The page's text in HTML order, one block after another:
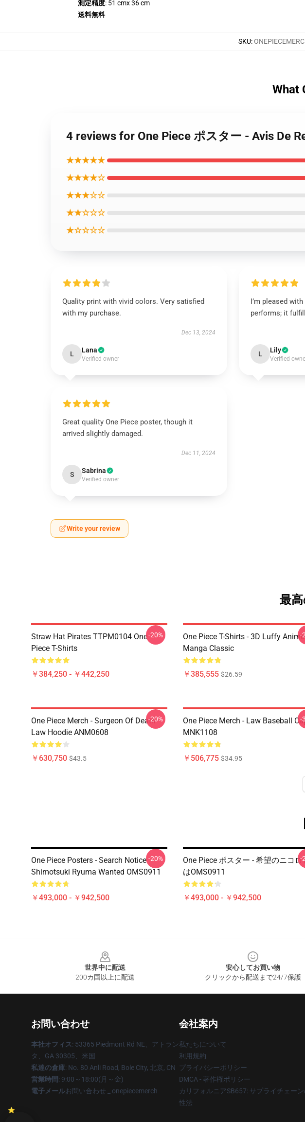
測定精度: 51 cmx 36 cm
送料無料
SKU:
What
4 reviews for One Piece ポスター - Avis De
★★★★★
★★★★☆
★★★☆☆
★★☆☆☆
★☆☆☆☆
Quality print with vivid colors. Very satisfied
with my purchase.
Dec 13, 2024
L Lana
Verified owner
I’m pleased
performs; it
L Lily
Verified
Great quality One Piece poster, though it
arrived slightly damaged.
Dec 11, 2024
S Sabrina
Verified owner
Write your review
最
Straw Hat Pirates TTPM0104 One
Piece T-Shirts
￥384,250 - ￥442,250
-20%
One Piece T-Shirts - 3D Luffy Anime
Manga Classic
￥385,555 $26.59
-
One Piece Merch - Surgeon Of Death
Law Hoodie ANM0608
￥630,750 $43.5
-20%
One Piece Merch - Law Baseball
MNK1108
￥506,775 $34.95
-
One Piece Posters - Search Notice
Shimotsuki Ryuma Wanted OMS0911
￥493,000 - ￥942,500
-20%
One Piece ポスター - 希望のニコロ
はOMS0911
￥493,000 - ￥942,500
-
世界中に配送
200カ国以上に配送
安心してお買い物
クリックから配送まで24/7保護
お問い合わせ
本社オフィス: 53365 Piedmont Rd NE、アトラン
タ、GA 30305、米国
私達の倉庫: No. 80 Anli Road, Bole City, 北京, CN
営業時間: 9:00～18:00(月～金)
電子メールお問い合わせ _ onepiecemerch
会社案内
私たちについて
利用規約
プライバシーポリシー
DMCA - 著作権ポリシー
カリフォルニアSB657: サプライチェー
性法